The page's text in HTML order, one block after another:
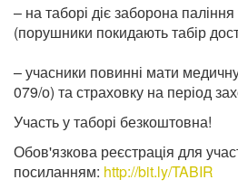
– на таборі діє заборона
(порушники покидають табір
– учасники повинні мати
079/о) та страховку на період
Участь у таборі безкоштовна!
Обов'язкова реєстрація для
посиланням: http://bit.ly/TABIR